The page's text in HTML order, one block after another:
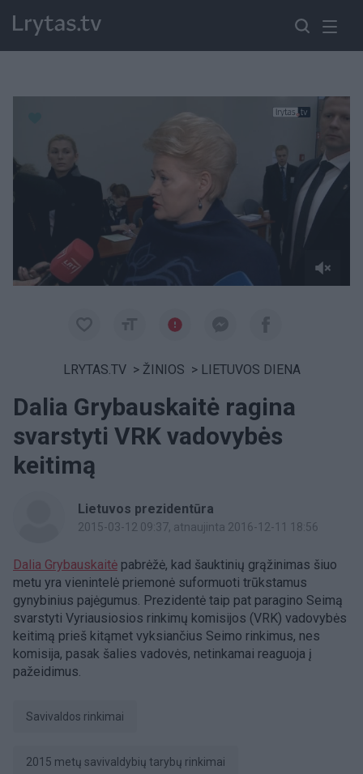
LRYTAS.TV > ŽINIOS > LIETUVOS DIENA
Dalia Grybauskaitė ragina
svarstyti VRK vadovybės
keitimą
Lietuvos prezidentūra
2015-03-12 09:37, atnaujinta 2016-12-11 18:56
Dalia Grybauskaitė pabrėžė, kad šauktinių grąžinimas šiuo
metu yra vienintelė priemonė suformuoti trūkstamus
gynybinius pajėgumus. Prezidentė taip pat paragino Seimą
svarstyti Vyriausiosios rinkimų komisijos (VRK) vadovybės
keitimą prieš kitąmet vyksiančius Seimo rinkimus, nes
komisija, pasak šalies vadovės, netinkamai reaguoja į
pažeidimus.
savivaldos rinkimai
2015 metų savivaldybių tarybų rinkimai